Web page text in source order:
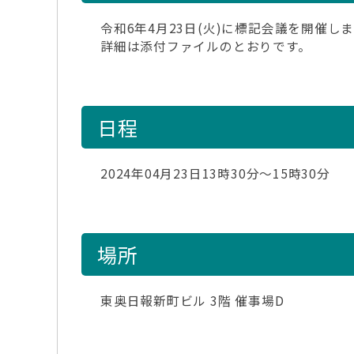
令和6年4月23日(火)に標記会議を開催し
詳細は添付ファイルのとおりです。
日程
2024年04月23日13時30分～15時30分
場所
東奥日報新町ビル 3階 催事場D